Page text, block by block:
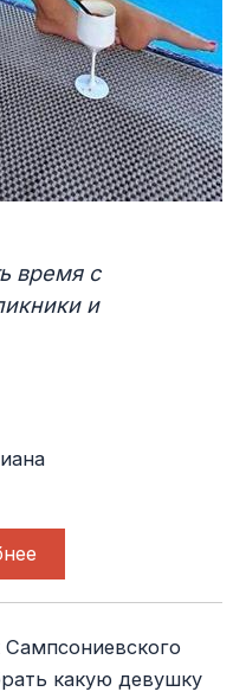
время с
и
Сампсониевского
какую девушку